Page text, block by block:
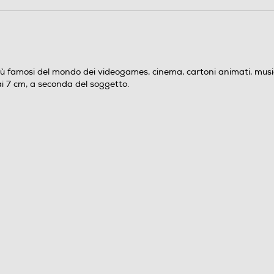
del mondo dei videogames, cinema, cartoni animati,
7 cm, a seconda del soggetto.